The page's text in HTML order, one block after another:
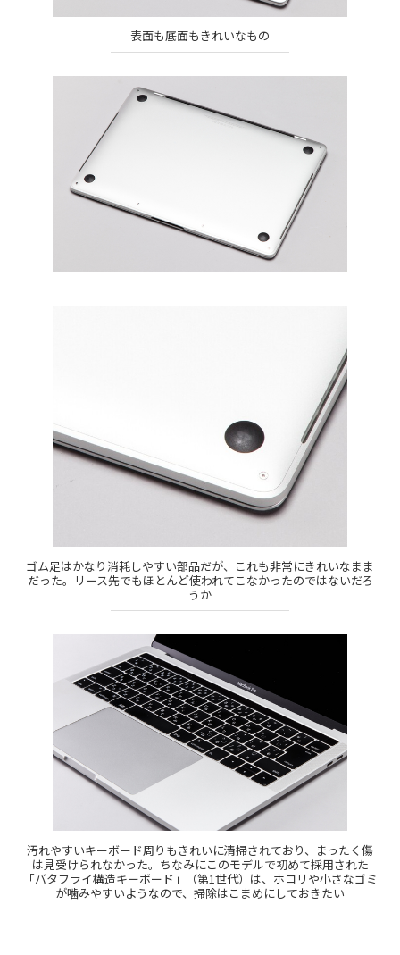
表面も底面もきれいなもの
ゴム足はかなり消耗しやすい部品だが、これも非常にきれいなまま
だった。リース先でもほとんど使われてこなかったのではないだろ
うか
汚れやすいキーボード周りもきれいに清掃されており、まったく傷
は見受けられなかった。ちなみにこのモデルで初めて採用された
「バタフライ構造キーボード」（第1世代）は、ホコリや小さなゴミ
が噛みやすいようなので、掃除はこまめにしておきたい